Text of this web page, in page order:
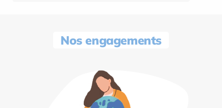
Nos engagements